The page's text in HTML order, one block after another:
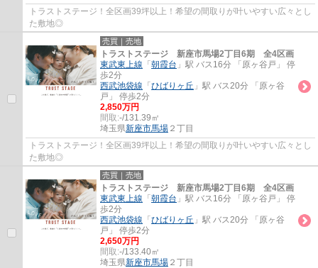
トラストステージ！全区画39坪以上！希望の間取りが叶いやすい広々とし
た敷地◎
売買｜売地
トラストステージ 新座市馬場2丁目6期 全4区画
東武東上線 「 朝霞台 」駅 バス16分 「原ヶ谷戸」 停
歩2分
西武池袋線 「 ひばりヶ丘 」駅 バス20分 「原ヶ谷
戸」 停歩2分
2,850万円
間取:-/131.39㎡
埼玉県新座市馬場 ２丁目
トラストステージ！全区画39坪以上！希望の間取りが叶いやすい広々とし
た敷地◎
売買｜売地
トラストステージ 新座市馬場2丁目6期 全4区画
東武東上線 「 朝霞台 」駅 バス16分 「原ヶ谷戸」 停
歩2分
西武池袋線 「 ひばりヶ丘 」駅 バス20分 「原ヶ谷
戸」 停歩2分
2,650万円
間取:-/133.40㎡
埼玉県新座市馬場 ２丁目